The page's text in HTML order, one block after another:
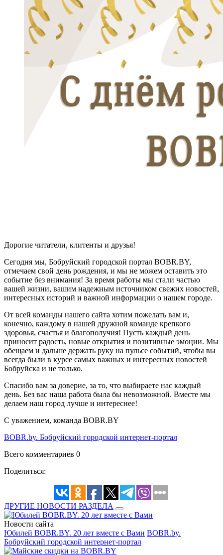
Дорогие читатели, клитенты и друзья!
Сегодня мы, Бобруйский городской портал BOBR.BY,
отмечаем свой день рождения, и мы не можем оставить это
событие без внимания! За время работы мы стали частью
вашей жизни, вашим надежным источником свежих новостей,
интересных историй и важной информации о нашем городе.
От всей команды нашего сайта хотим пожелать вам и,
конечно, каждому в нашей дружной команде крепкого
здоровья, счастья и благополучия! Пусть каждый день
приносит радость, новые открытия и позитивные эмоции. Мы
обещаем и дальше держать руку на пульсе событий, чтобы вы
всегда были в курсе самых важных и интересных новостей
Бобруйска и не только.
Спасибо вам за доверие, за то, что выбираете нас каждый
день. Без вас наша работа была бы невозможной. Вместе мы
делаем наш город лучше и интереснее!
С уважением, команда BOBR.BY
BOBR.by. Бобруйский городской интернет-портал
Всего комментариев 0
Поделиться:
ДРУГИЕ НОВОСТИ РАЗДЕЛА
Новости сайта
Юбилей BOBR.BY. 20 лет вместе с Вами BOBR.by.
Бобруйский городской интернет-портал